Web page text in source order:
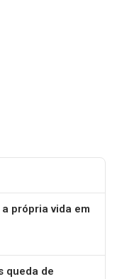
própria vida em
queda de